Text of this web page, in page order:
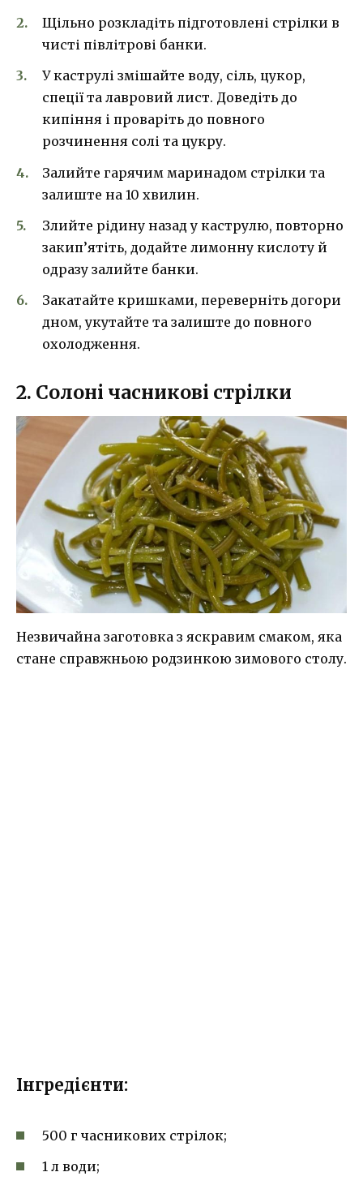
Щільно розкладіть підготовлені стрілки в
чисті півлітрові банки.
У каструлі змішайте воду, сіль, цукор,
спеції та лавровий лист. Доведіть до
кипіння і проваріть до повного
розчинення солі та цукру.
Залийте гарячим маринадом стрілки та
залиште на 10 хвилин.
Злийте рідину назад у каструлю, повторно
закип’ятіть, додайте лимонну кислоту й
одразу залийте банки.
Закатайте кришками, переверніть догори
дном, укутайте та залиште до повного
охолодження.
2. Солоні часникові стрілки
Незвичайна заготовка з яскравим смаком, яка
стане справжньою родзинкою зимового столу.
Інгредієнти:
500 г часникових стрілок;
1 л води;